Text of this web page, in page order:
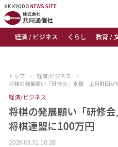
KK KYODO NEWS SITE
経済 / ビジネス くらし 教育 /
KK KYODONEWS SITE
トップページ
ニュース
おすすめコンテンツ
出版物
トップ › 経済/ビジネス
›
将棋の発展願い「研修会」支援 上月財団が
経済/ビジネス
将棋の発展願い「研修
将棋連盟に100万円
2026.03.31 10:28